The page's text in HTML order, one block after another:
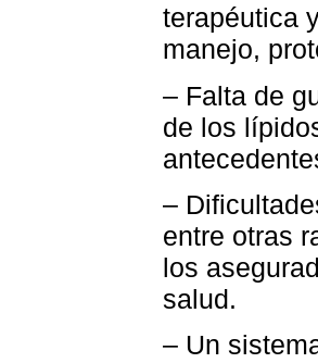
terapéutica
manejo,
– Falta de
de los
–
entre otras
los
salud.
– Un